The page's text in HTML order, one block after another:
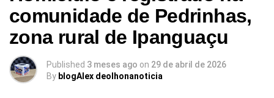
comunidade de Pedrinhas,
zona rural de Ipanguaçu
Published 3 meses ago on 29 de abril de 2026
By blogAlex deolhonanoticia